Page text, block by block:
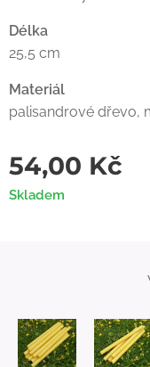
Délka
25,5 cm
Materiál
palisandrové dřevo,
54,00 Kč
Skladem